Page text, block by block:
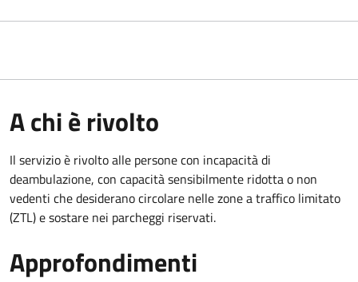
A chi è rivolto
Il servizio è rivolto alle persone con incapacità di
deambulazione, con capacità sensibilmente ridotta o non
vedenti che desiderano circolare nelle zone a traffico limitato
(ZTL) e sostare nei parcheggi riservati.
Approfondimenti